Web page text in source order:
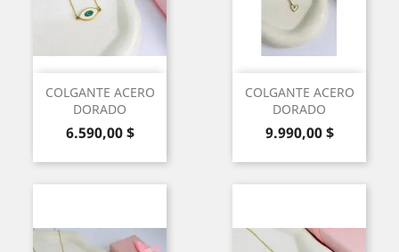
COLGANTE ACERO
DORADO
Precio
6.590,00 $
COLGANTE ACERO
DORADO
Precio
9.990,00 $